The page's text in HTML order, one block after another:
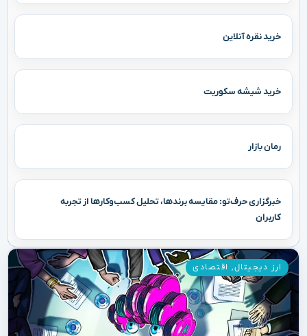
خرید نقره آنلاین
خرید شیشه سکوریت
رمان بازار
خبرگزاری حرف‌تو: مقایسه برندها، تحلیل کسب‌وکارها از تجربه
کاربران
ارز دیجیتال, اقتصادی